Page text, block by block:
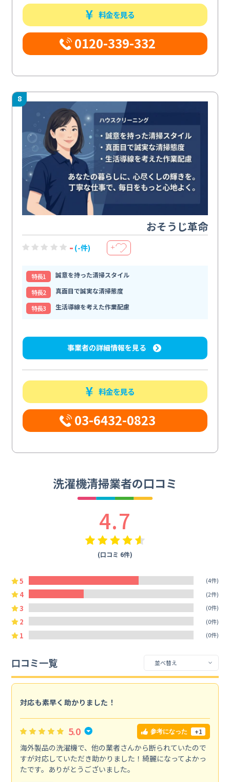
料金を見る
0120-339-332
8
おそうじ革命
- (-件) ＋
特⻑1
誠意を持った清掃スタイル
特⻑2
真面目で誠実な清掃態度
特⻑3
生活導線を考えた作業配慮
事業者の詳細情報を見る
料金を見る
03-6432-0823
洗濯機清掃業者の口コミ
4.7
(口コミ 6件)
5 (4件)
4 (2件)
3 (0件)
2 (0件)
1 (0件)
口コミ一覧
対応も素早く助かりました！
5.0 参考になった +1
海外製品の洗濯機で、他の業者さんから断られていたので
すが対応していただき助かりました！綺麗になってよかっ
たです。ありがとうございました。